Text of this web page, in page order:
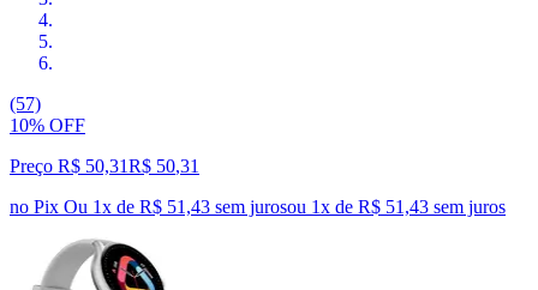
(57)
10% OFF
Preço R$ 50,31R$ 50,31
no Pix Ou 1x de R$ 51,43 sem jurosou 1x de R$ 51,43 sem juros